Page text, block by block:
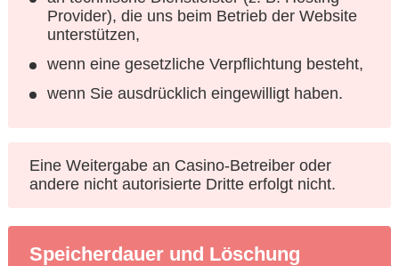
Provider), die uns beim Betrieb der Website
unterstützen,
wenn eine gesetzliche Verpflichtung besteht,
wenn Sie ausdrücklich eingewilligt haben.
Eine Weitergabe an Casino-Betreiber oder
andere nicht autorisierte Dritte erfolgt nicht.
Speicherdauer und Löschung